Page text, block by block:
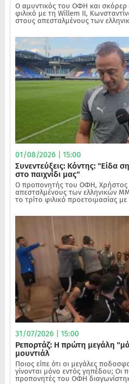
Ο αμυντικός του ΟΦΗ και
φιλικό με τη Willem II,
στους απεσταλμένους των
01/08/2026 | 15:00
Συνεντεύξεις: Κόντης: "Είδα
στο παιχνίδι μας"
Ο προπονητής του ΟΦΗ, Χρήστος
απεστσλμένους των ελληνικών
το τρίτο φιλικό προετοιμασίας
31/07/2026 | 15:00
Ρεπορτάζ: Η πρώτη μεγάλη
μουντιάλ
Ποιος είπε ότι οι μεγάλες
γίνονται μόνο εντός γηπέδου; Οι
προπονητές του ΟΦΗ